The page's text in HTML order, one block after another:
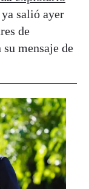
ya salió ayer
de
mensaje de